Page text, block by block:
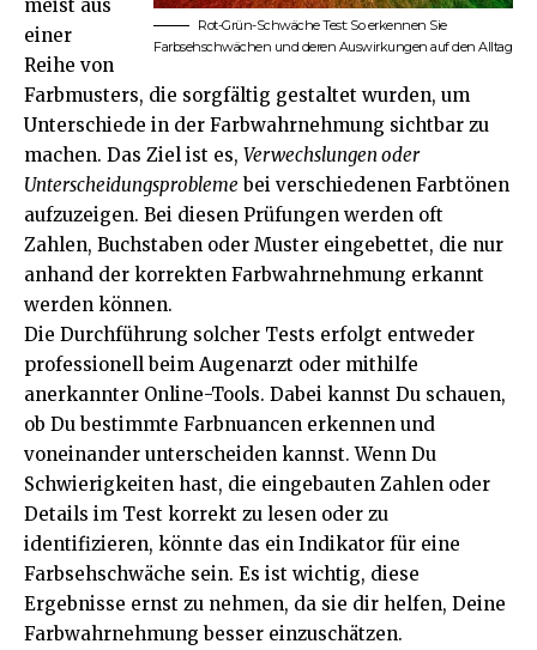
Rot-Grün-Schwäche Test: So erkennen Sie
Farbsehschwächen und deren Auswirkungen auf den Alltag
meist aus
einer
Reihe von
Farbmusters, die sorgfältig gestaltet wurden, um
Unterschiede in der Farbwahrnehmung sichtbar zu
machen. Das Ziel ist es, Verwechslungen oder
Unterscheidungsprobleme bei verschiedenen Farbtönen
aufzuzeigen. Bei diesen Prüfungen werden oft
Zahlen, Buchstaben oder Muster eingebettet, die nur
anhand der korrekten Farbwahrnehmung erkannt
werden können.
Die Durchführung solcher Tests erfolgt entweder
professionell beim Augenarzt oder mithilfe
anerkannter Online-Tools. Dabei kannst Du schauen,
ob Du bestimmte Farbnuancen erkennen und
voneinander unterscheiden kannst. Wenn Du
Schwierigkeiten hast, die eingebauten Zahlen oder
Details im Test korrekt zu lesen oder zu
identifizieren, könnte das ein Indikator für eine
Farbsehschwäche sein. Es ist wichtig, diese
Ergebnisse ernst zu nehmen, da sie dir helfen, Deine
Farbwahrnehmung besser einzuschätzen.